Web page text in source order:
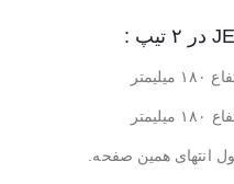
انتهای همین صفحه.